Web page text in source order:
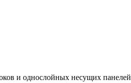
и однослойных несущих панелей